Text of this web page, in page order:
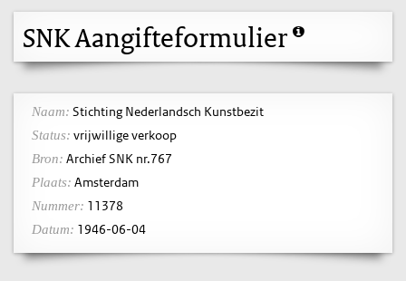
SNK Aangifteformulier
Naam: Stichting Nederlandsch Kunstbezit
Status: vrijwillige verkoop
Bron: Archief SNK nr.767
Plaats: Amsterdam
Nummer: 11378
Datum: 1946-06-04